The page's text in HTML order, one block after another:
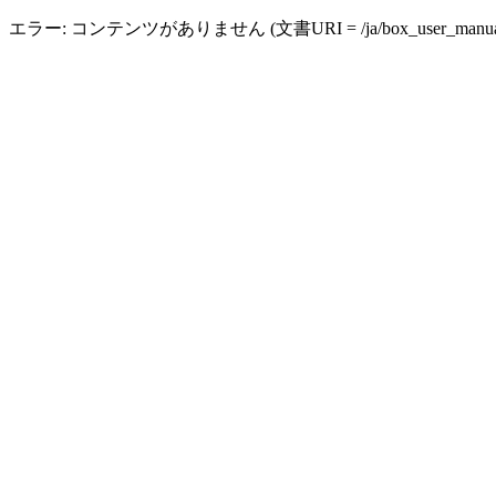
エラー: コンテンツがありません (文書URI = /ja/